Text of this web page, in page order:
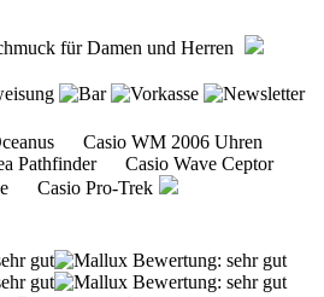
für Damen und Herren
Casio WM 2006 Uhren
Pathfinder Casio Wave Ceptor
Casio Pro-Trek